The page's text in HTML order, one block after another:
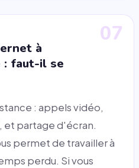
07
à
: faut-il se
: appels vidéo,
et partage d'écran.
permet de travailler à
perdu. Si vous